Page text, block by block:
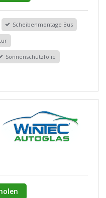
Scheibenmontage Bus
Sonnenschutzfolie